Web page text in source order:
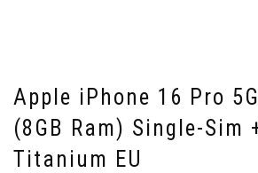
Apple iPhone 16 Pro
(8GB Ram) Single-Sim
Titanium EU